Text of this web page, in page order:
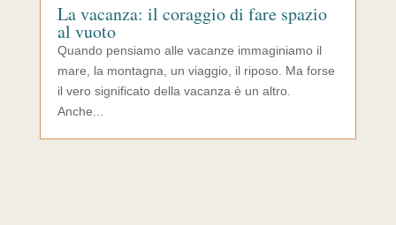
La vacanza: il coraggio di fare spazio
al vuoto
Quando pensiamo alle vacanze immaginiamo il
mare, la montagna, un viaggio, il riposo. Ma forse
il vero significato della vacanza è un altro.
Anche...